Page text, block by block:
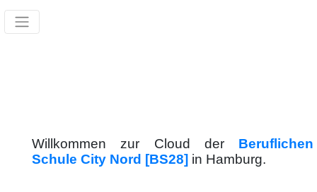
Willkommen zur Cloud der Beruflichen
Schule City Nord [BS28] in Hamburg.